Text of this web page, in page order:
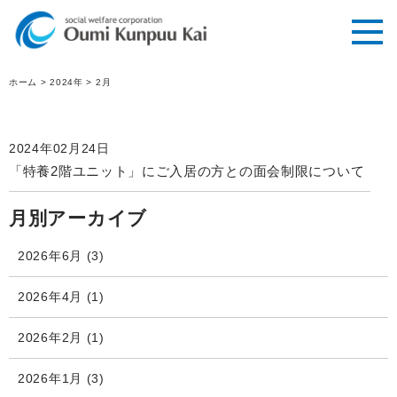
ホーム >2024年 > 2月
2024年02月24日
「特養2階ユニット」にご入居の方との面会制限について
月別アーカイブ
2026年6月 (3)
2026年4月 (1)
2026年2月 (1)
2026年1月 (3)